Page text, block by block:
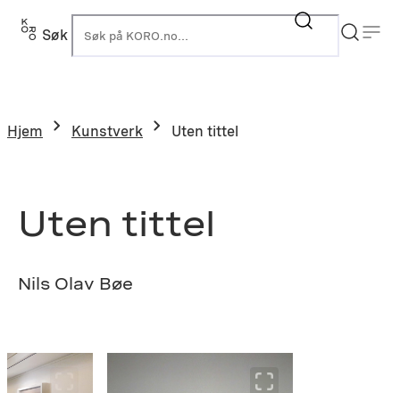
Hopp
Søk
Hjem Kunstverk Uten tittel
Uten tittel
Nils Olav Bøe